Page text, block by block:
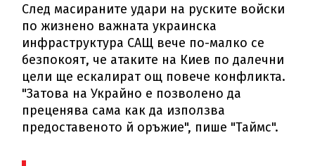
След масираните удари на руските войски
по жизнено важната украинска
инфраструктура САЩ вече по-малко се
безпокоят, че атаките на Киев по далечни
цели ще ескалират ощ повече конфликта.
"Затова на Украйно е позволено да
преценява сама как да използва
предоставеното й оръжие", пише "Таймс".